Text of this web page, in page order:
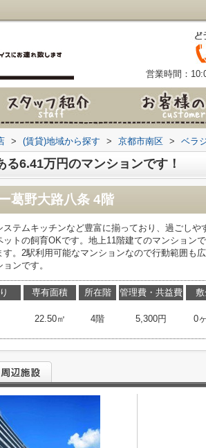
営業時間：
> (賃貸)地域から探す > 京都市南区 > ベラ
6.41万円のマンションです！
葛野大路八条 4階
テムキッチンなど豊富に揃っており、過ごし
ットの飼育OKです。地上11階建てのマンション
。2駅利用可能なマンションなので行動範囲も
ンです。
専有面積
22.50㎡
所在階
4階
管理費・共益費
5,300円 0